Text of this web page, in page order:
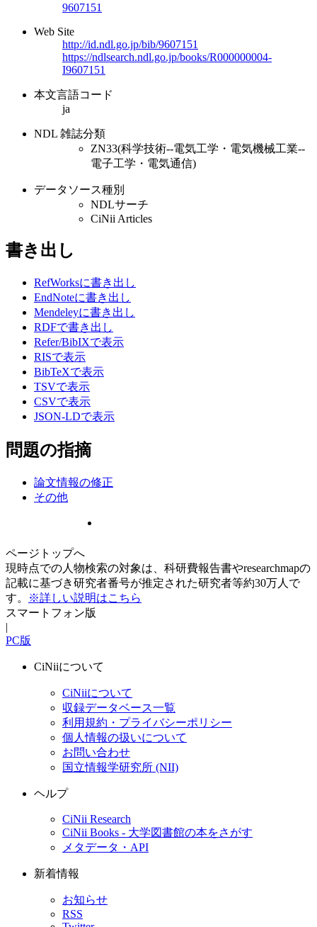
9607151
Web Site
http://id.ndl.go.jp/bib/9607151
https://ndlsearch.ndl.go.jp/books/R000000004-
I9607151
本文言語コード
ja
NDL 雑誌分類
ZN33(科学技術--電気工学・電気機械工業--
電子工学・電気通信)
データソース種別
NDLサーチ
CiNii Articles
書き出し
RefWorksに書き出し
EndNoteに書き出し
Mendeleyに書き出し
RDFで書き出し
Refer/BibIXで表示
RISで表示
BibTeXで表示
TSVで表示
CSVで表示
JSON-LDで表示
問題の指摘
論文情報の修正
その他
ページトップへ
現時点での人物検索の対象は、科研費報告書やresearchmapの
記載に基づき研究者番号が推定された研究者等約30万人で
す。
※詳しい説明はこちら
スマートフォン版
|
PC版
CiNiiについて
CiNiiについて
収録データベース一覧
利用規約・プライバシーポリシー
個人情報の扱いについて
お問い合わせ
国立情報学研究所 (NII)
ヘルプ
CiNii Research
CiNii Books - 大学図書館の本をさがす
メタデータ・API
新着情報
お知らせ
RSS